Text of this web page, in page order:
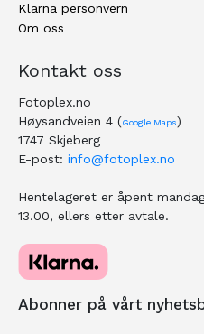
Klarna personvern
Om oss
Kontakt oss
Fotoplex.no
Høysandveien 4 (Google Maps)
1747 Skjeberg
E-post: info@fotoplex.no
Hentelageret er åpent
13.00, ellers etter avtale.
Abonner på vårt